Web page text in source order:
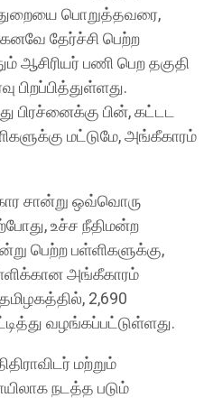
பொறுத்தவரை,
தேர்ச்சி பெற்ற
ஆசிரியர் பணி பெற தகுதி
பிறப்பித்துள்ளது.
பிரச்னைக்கு பின், கட்டட
மட்டுமே, அங்கீகாரம்
சான்று ஒவ்வொரு
உச்ச நீதிமன்ற
பெற்ற பள்ளிகளுக்கு,
அங்கீகாரம்
2,690
வழங்கப்பட்டுள்ளது.
மற்றும்
நடத்த படும்